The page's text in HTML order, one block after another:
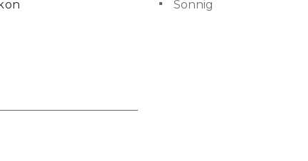
Sonnig